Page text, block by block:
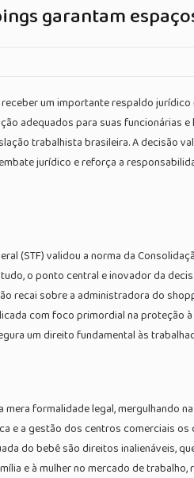
garantam
um importante respaldo
adequados para suas funcionárias
trabalhista brasileira. A decisão
jurídico e reforça a
(STF) validou a norma da
o ponto central e inovador da
recai sobre a administradora do
com foco primordial na proteção
um direito fundamental às
formalidade legal,
e a gestão dos centros comerciais
do bebê são direitos inalienáveis,
e à mulher no mercado de